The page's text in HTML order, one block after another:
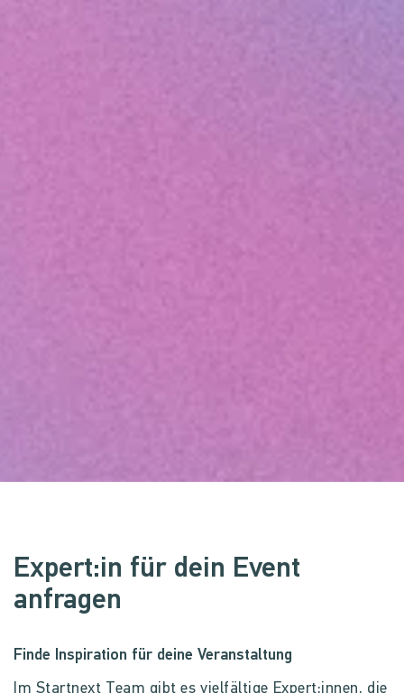
Expert:in für dein Event
anfragen
Finde Inspiration für deine Veranstaltung
Im Startnext Team gibt es vielfältige Expert:innen, die